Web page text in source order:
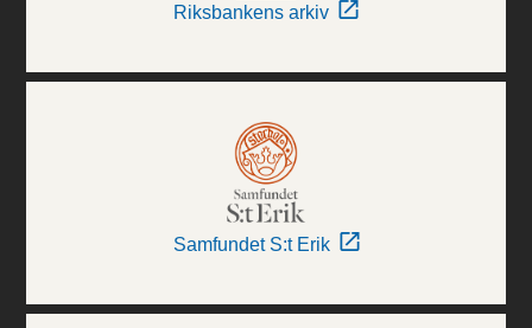
Riksbankens arkiv
Samfundet S:t Erik